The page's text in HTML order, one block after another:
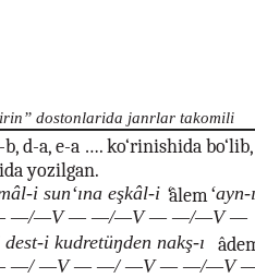
b, d-a, e-a …. ko‘rinishida
yozilgan.
i sun‘ına eşkâl-i ‘âlem
—/—V — —/—V — —/—V —
i kudretüŋden nakş-ı
—/ —V — —/ —V — —/—V
dostonlarida janrlar takomili